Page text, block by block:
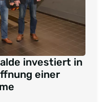
investiert in
einer